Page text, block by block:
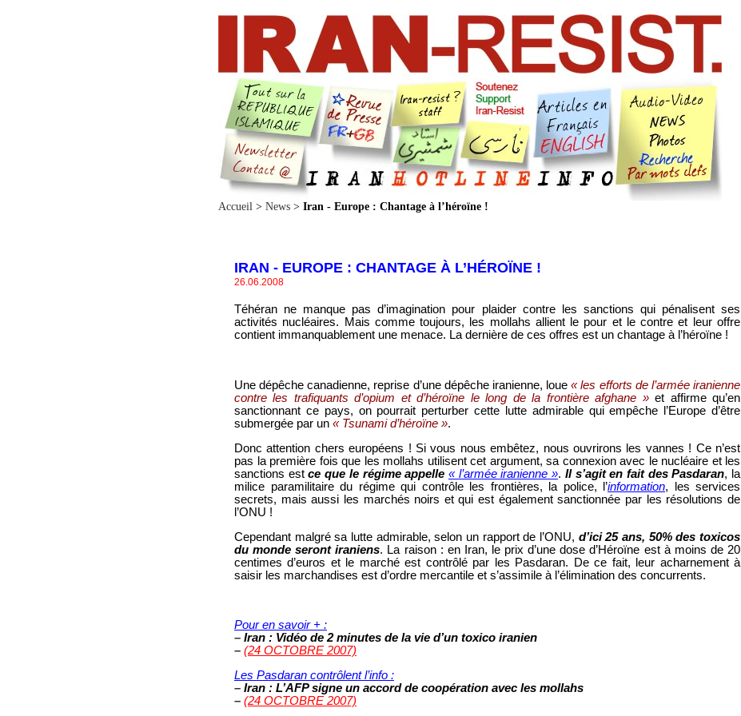
Accueil > News > Iran - Europe : Chantage à l’héroïne !
IRAN - EUROPE : CHANTAGE À L’HÉROÏNE !
26.06.2008
Téhéran ne manque pas d’imagination pour plaider contre les sanctions qui pénalisent ses
activités nucléaires. Mais comme toujours, les mollahs allient le pour et le contre et leur offre
contient immanquablement une menace. La dernière de ces offres est un chantage à l’héroïne !
Une dépêche canadienne, reprise d’une dépêche iranienne, loue« les efforts de l’armée iranienne
contre les trafiquants d’opium et d’héroïne le long de la frontière afghane »et affirme qu’en
sanctionnant ce pays, on pourrait perturber cette lutte admirable qui empêche l’Europe d’être
submergée par un « Tsunami d’héroïne ».
Donc attention chers européens ! Si vous nous embêtez, nous ouvrirons les vannes ! Ce n’est
pas la première fois que les mollahs utilisent cet argument, sa connexion avec le nucléaire et les
sanctions estce que le régime appelle « l’armée iranienne ». Il s’agit en fait des Pasdaran, la
milice paramilitaire du régime qui contrôle les frontières, la police, l’information, les services
secrets, mais aussi les marchés noirs et qui est également sanctionnée par les résolutions de
l’ONU !
Cependant malgré sa lutte admirable, selon un rapport de l’ONU, d’ici 25 ans, 50% des toxicos
du monde seront iraniens. La raison : en Iran, le prix d’une dose d’Héroïne est à moins de 20
centimes d’euros et le marché est contrôlé par les Pasdaran. De ce fait, leur acharnement à
saisir les marchandises est d’ordre mercantile et s’assimile à l’élimination des concurrents.
Pour en savoir + :
– Iran : Vidéo de 2 minutes de la vie d’un toxico iranien
– (24 OCTOBRE 2007)
Les Pasdaran contrôlent l’info :
– Iran : L’AFP signe un accord de coopération avec les mollahs
– (24 OCTOBRE 2007)